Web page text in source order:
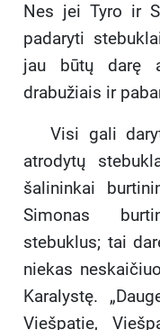
Nes jei Tyro ir
padaryti
jau būtų darę
drabužiais ir
Visi gali
atrodytų
šalininkai
Simonas
stebuklus; tai
niekas
Karalystę.
Viešpatie,